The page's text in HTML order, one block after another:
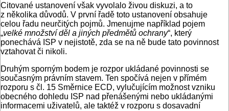
Citované ustanovení však vyvolalo živou diskuzi, a to
z několika důvodů. V první řadě toto ustanovení obsahuje
celou řadu neurčitých pojmů. Jmenujme například pojem
„velké množství děl a jiných předmětů ochrany“, který
ponechává ISP v nejistotě, zda se na ně bude tato povinnost
vztahovat či nikoli.
Druhým sporným bodem je rozpor ukládané povinnosti se
současným právním stavem. Ten spočívá nejen v přímém
rozporu s čl. 15 Směrnice ECD, vylučujícím možnost vzniku
obecného dohledu ISP nad přenášenými nebo ukládanými
informacemi uživatelů, ale taktéž v rozporu s dosavadní